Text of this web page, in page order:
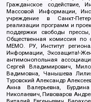
Гражданское содействие,
Массовой Информации,
учреждение в Санкт-
реализации программ и
поддержки свободы
Общественная комиссия по
МЕМО. РУ, Институт
Информации, Экозащита!-
антимонопольная
Сергей Владимирович,
Вадимовна, Чанышева
Туровский Александр
Анна Валерьевна,
Николаевич, Пивоваров